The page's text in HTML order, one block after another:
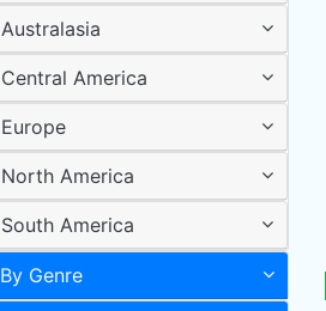
Australasia
Central America
Europe
North America
South America
By Genre